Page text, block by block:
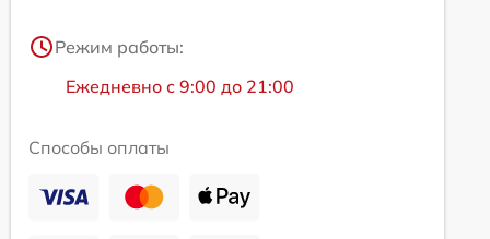
Режим работы:
Ежедневно с 9:00 до 21:00
Способы оплаты